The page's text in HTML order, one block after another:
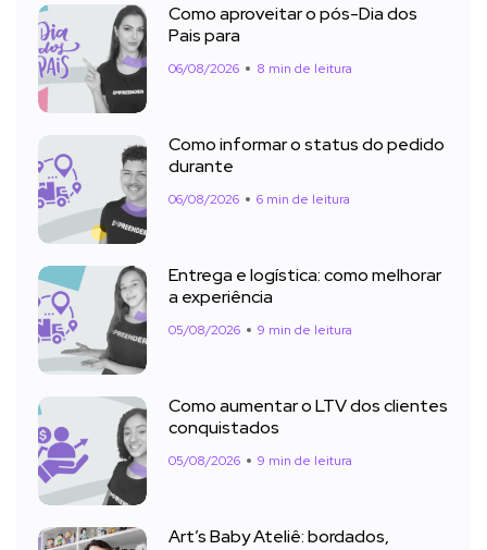
Como aproveitar o pós-Dia dos
Pais para
06/08/2026 8 min de leitura
Como informar o status do pedido
durante
06/08/2026 6 min de leitura
Entrega e logística: como melhorar
a experiência
05/08/2026 9 min de leitura
Como aumentar o LTV dos clientes
conquistados
05/08/2026 9 min de leitura
Art’s Baby Ateliê: bordados,